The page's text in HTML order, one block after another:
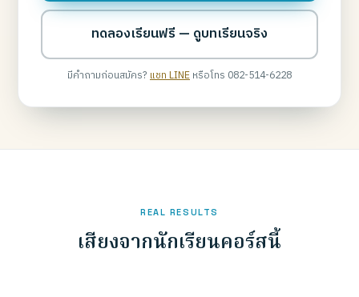
ทดลองเรียนฟรี — ดูบทเรียนจริง
มีคำถามก่อนสมัคร?แชท LINEหรือโทร 082-514-6228
REAL RESULTS
เสียงจากนักเรียนคอร์สนี้